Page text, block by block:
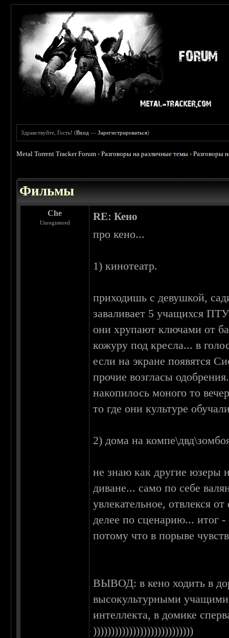
Здравствуйте, Гость! (Вход —Зарегистрироваться)
Metal Torrent Tracker Forum ›Разговоры на различные темы ›Разговоры
Фильмы
Che
Unregistered
RE: Кено
про кено...
1) кинотеатр.
приходишь с девушкой,
заваливает 5 учащихся
они хрупают ключами от
кожуру под кресла... в
если на экране появятся
прочие возгласы
накопилось моного то
то где они культуре
2) дома на
не знаю как другие юзеры
диване... само по себе
увлекательное, отвлекся
делее по сценарию... итог
потому что в порыве
ВЫВОД: в кено ходить в
высокультурными
интеллекта, в домике
))))))))))))))))))))))))))))